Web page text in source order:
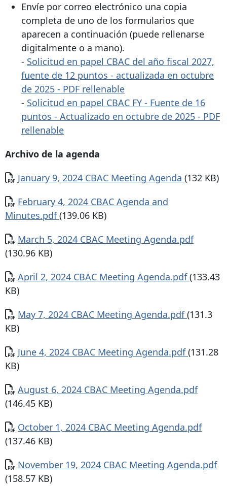
Envíe por correo electrónico una copia
completa de uno de los formularios que
aparecen a continuación (puede rellenarse
digitalmente o a mano).
- Solicitud en papel CBAC del año fiscal 2027,
fuente de 12 puntos - actualizada en octubre
de 2025 - PDF rellenable
- Solicitud en papel CBAC FY - Fuente de 16
puntos - Actualizado en octubre de 2025 - PDF
rellenable
Archivo de la agenda
Documento
January 9, 2024 CBAC Meeting Agenda (132 KB)
Documento
February 4, 2024 CBAC Agenda and
Minutes.pdf(139.06 KB)
Documento
March 5, 2024 CBAC Meeting Agenda.pdf
(130.96 KB)
Documento
April 2, 2024 CBAC Meeting Agenda.pdf(133.43
KB)
Documento
May 7, 2024 CBAC Meeting Agenda.pdf(131.3
KB)
Documento
June 4, 2024 CBAC Meeting Agenda.pdf(131.28
KB)
Documento
August 6, 2024 CBAC Meeting Agenda.pdf
(146.45 KB)
Documento
October 1, 2024 CBAC Meeting Agenda.pdf
(137.46 KB)
Documento
November 19, 2024 CBAC Meeting Agenda.pdf
(158.57 KB)